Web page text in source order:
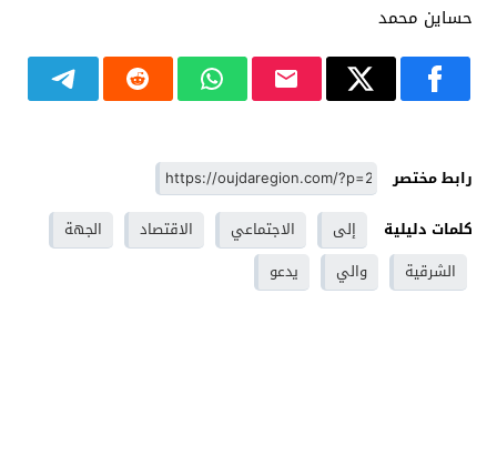
حساين محمد
رابط مختصر
كلمات دليلية
إلى الاجتماعي الاقتصاد
الجهة
الشرقية
والي يدعو